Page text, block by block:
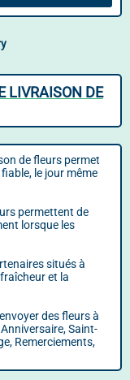
LIVRAISON DE
de fleurs permet
le jour même
permettent de
lorsque les
situés à
et la
des fleurs à
Saint-
Remerciements,